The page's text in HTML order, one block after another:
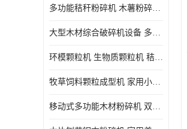
多功能秸秆粉碎机 木薯粉碎机 自有工厂
大型木材综合破碎机设备 多功能木屑粉碎机 废料木材粉碎机
环模颗粒机 生物质颗粒机 秸秆木屑制粒机 木糠造粒机
牧草饲料颗粒成型机 家用小型饲料颗粒机 可定制
移动式多功能木材粉碎机 双进料口果树枝叶粉碎 木片边角料